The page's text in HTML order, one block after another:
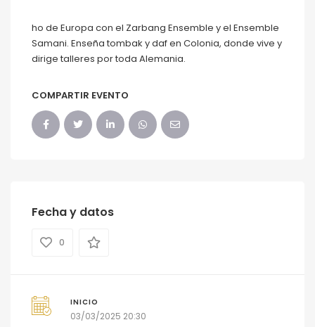
ho de Europa con el Zarbang Ensemble y el Ensemble
Samani. Enseña tombak y daf en Colonia, donde vive y
dirige talleres por toda Alemania.
COMPARTIR EVENTO
Fecha y datos
0
INICIO
03/03/2025 20:30